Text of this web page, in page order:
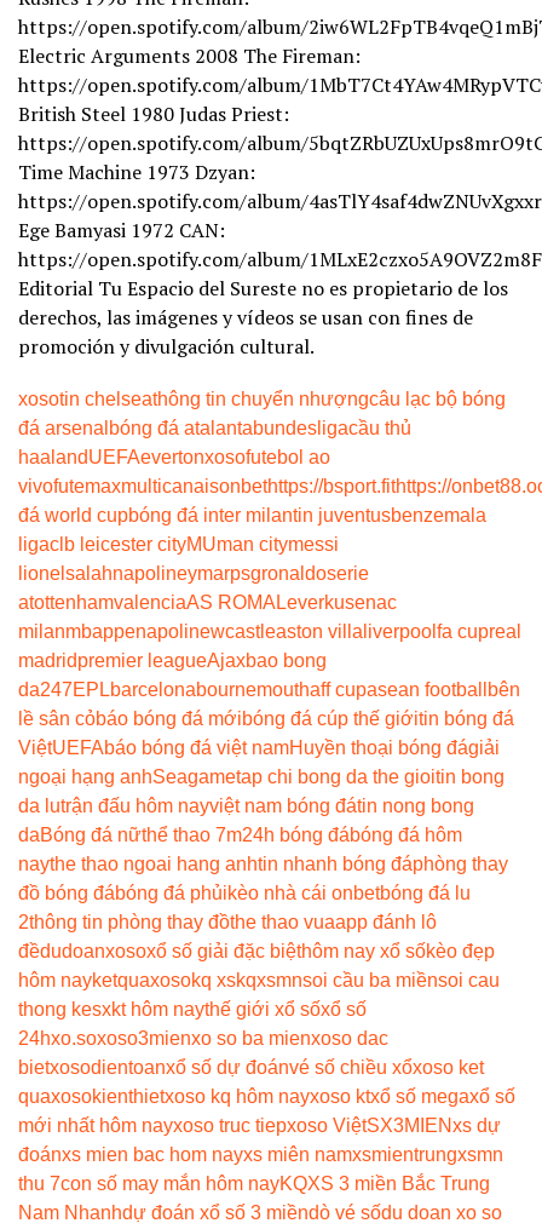
https://open.spotify.com/album/
Electric Arguments 2008 The Fireman:
https://open.spotify.com/album/
British Steel 1980 Judas Priest:
https://open.spotify.com/album/
Time Machine 1973 Dzyan:
https://open.spotify.com/album/
Ege Bamyasi 1972 CAN:
https://open.spotify.com/album/
Editorial Tu Espacio del Sureste no es propietario de los
derechos, las imágenes y vídeos se usan con fines de
promoción y divulgación cultural.
xosotin chelseathông tin chuyển nhượngcâu lạc bộ bóng
đá arsenal bóng đá atalantabundesligacầu thủ
haalandUEFAevertonxosofutebol ao
vivofutemaxmulticanaisonbethttps://bsport.fithttps://
đá world cupbóng đá inter milantin juventusbenzema la
ligaclb leicester cityMUman citymessi
lionel salahnapolineymarpsgronaldoserie
atottenhamvalenciaAS ROMA Leverkusenac
milanmbappenapolinewcastleaston villa liverpool fa cupreal
madridpremier leagueAjaxbao bong
da247EPLbarcelonabournemouthaff cupasean football
bên
lề sân cỏbáo bóng đá mớibóng đá cúp thế giớitin bóng đá
ViệtUEFAbáo bóng đá việt namHuyền thoại bóng đágiải
ngoại hạng anhSeagametap chi bong da the gioitin bong
da lutrận đấu hôm nayviệt nam bóng đátin nong bong
daBóng đá nữthể thao 7m24h bóng đábóng đá hôm
naythe thao ngoai hang anhtin nhanh bóng đáphòng thay
đồ bóng đábóng đá phủikèo nhà cái onbetbóng đá lu
2thông tin phòng thay đồthe thao vuaapp đánh lô
đềdudoanxosoxổ số giải đặc biệthôm nay xổ sốkèo đẹp
hôm nayketquaxosokq xskqxsmnsoi cầu ba miềnsoi cau
thong kesxkt hôm naythế giới xổ sốxổ số
24hxo.soxoso3mienxo so ba mienxoso dac
bietxosodientoanxổ số dự đoánvé số chiều xổxoso ket
quaxosokienthietxoso kq hôm nayxoso ktxổ số megaxổ số
mới nhất hôm nayxoso truc tiepxoso ViệtSX3MIENxs dự
đoánxs mien bac hom nayxs miên namxsmientrungxsmn
thu 7con số may mắn hôm nayKQXS 3 miền Bắc Trung
Nam Nhanhdự đoán xổ số 3 miềndò vé sốdu doan xo so